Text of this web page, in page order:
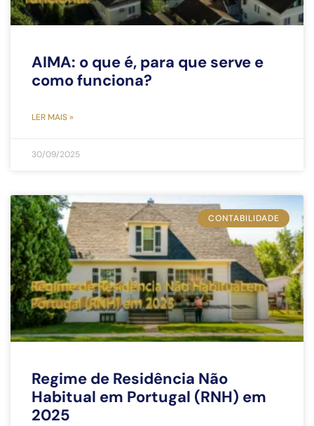
AIMA: o que é, para que serve e
como funciona?
LER MAIS »
30/09/2025
CONTABILIDADE
Regime de Residência Não
Habitual em Portugal (RNH) em
2025